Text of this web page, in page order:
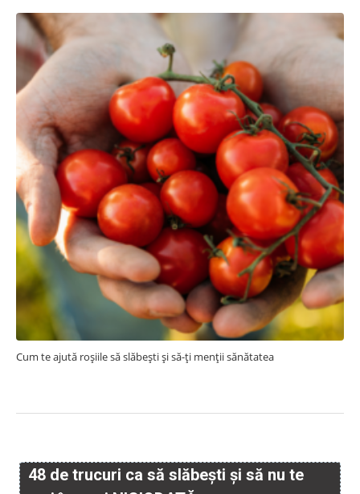
Cum te ajută roșiile să slăbești și să-ți menții sănătatea